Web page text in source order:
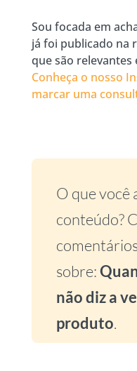
Sou focada em
já foi publicado na
que são relevantes
Conheça o nosso
marcar uma
O que você
conteúdo?
sobre:
não diz a
produto.